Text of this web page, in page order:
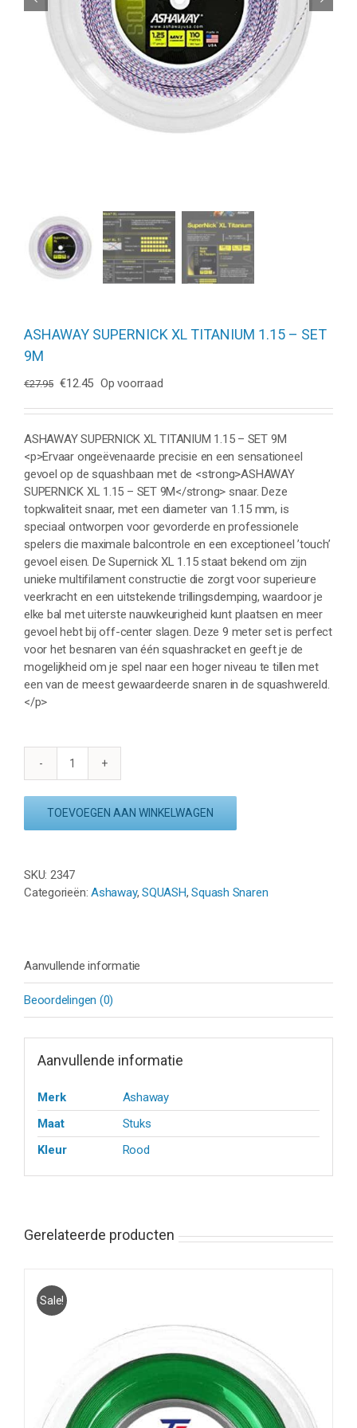
ASHAWAY SUPERNICK XL TITANIUM 1.15 – SET
9M
€27.95 Oorspronkelijke
was:
€27.95.
€12.45Huidige
is:
€12.45.
Op voorraad
ASHAWAY SUPERNICK XL TITANIUM 1.15 – SET 9M
<p>Ervaar ongeëvenaarde precisie en een sensationeel
gevoel op de squashbaan met de <strong>ASHAWAY
SUPERNICK XL 1.15 – SET 9M</strong> snaar. Deze
topkwaliteit snaar, met een diameter van 1.15 mm, is
speciaal ontworpen voor gevorderde en professionele
spelers die maximale balcontrole en een exceptioneel ’touch’
gevoel eisen. De Supernick XL 1.15 staat bekend om zijn
unieke multifilament constructie die zorgt voor superieure
veerkracht en een uitstekende trillingsdemping, waardoor je
elke bal met uiterste nauwkeurigheid kunt plaatsen en meer
gevoel hebt bij off-center slagen. Deze 9 meter set is perfect
voor het besnaren van één squashracket en geeft je de
mogelijkheid om je spel naar een hoger niveau te tillen met
een van de meest gewaardeerde snaren in de squashwereld.
</p>
ASHAWAY
XL
SET
9M
TOEVOEGEN AAN WINKELWAGEN
SKU: 2347
Categorieën:Ashaway,SQUASH,Squash Snaren
Aanvullende informatie
Beoordelingen (0)
Aanvullende informatie
Merk
Ashaway
Maat
Stuks
Kleur
Rood
Gerelateerde producten
Sale!